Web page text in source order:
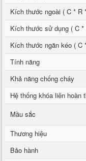
Kích thước ngoài ( C * R
Kích thước sử dụng ( C *
Kích thước ngăn kéo ( C
Tính năng
Khả năng chống cháy
Hệ thống khóa liên hoàn
Mầu sắc
Thương hiệu
Bảo hành